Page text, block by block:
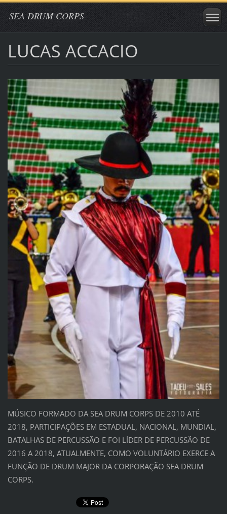
SEA DRUM CORPS
LUCAS ACCACIO
MÚSICO FORMADO DA SEA DRUM CORPS DE 2010 ATÉ
2018, PARTICIPAÇÕES EM ESTADUAL, NACIONAL, MUNDIAL,
BATALHAS DE PERCUSSÃO E FOI LÍDER DE PERCUSSÃO DE
2016 A 2018, ATUALMENTE, COMO VOLUNTÁRIO EXERCE A
FUNÇÃO DE DRUM MAJOR DA CORPORAÇÃO SEA DRUM
CORPS.